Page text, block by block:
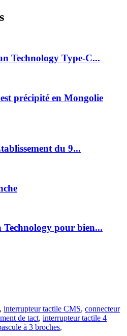
Technology Type-C...
précipité en Mongolie
du 9...
pour bien...
, interrupteur tactile CMS, connecteur
de tact, interrupteur tactile 4
à 3 broches,